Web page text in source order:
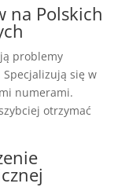
na Polskich
problemy
się w
numerami.
otrzymać